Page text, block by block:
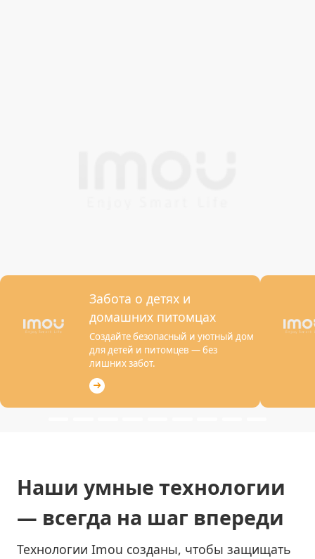
Забота о детях и
домашних питомцах
Создайте безопасный и уютный дом
для детей и питомцев — без
лишних забот.
Наши умные технологии
— всегда на шаг впереди
Технологии Imou созданы, чтобы защищать